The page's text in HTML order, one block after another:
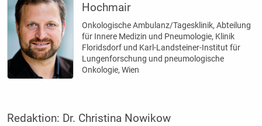
Hochmair
Onkologische Ambulanz/Tagesklinik, Abteilung
für Innere Medizin und Pneumologie, Klinik
Floridsdorf und Karl-Landsteiner-Institut für
Lungenforschung und pneumologische
Onkologie, Wien
Redaktion: Dr. Christina Nowikow